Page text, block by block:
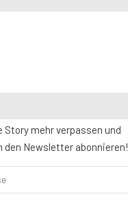
Story mehr verpassen und
den Newsletter abonnieren!